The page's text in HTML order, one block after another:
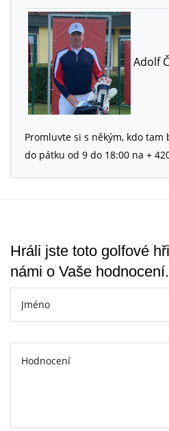
Adolf
Promluvte si s někým, kdo
do pátku od 9 do 18:00 na +
Hráli jste toto golfové
námi o Vaše hodnocení.